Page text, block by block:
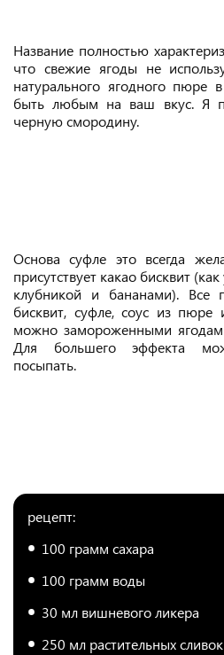
Название полностью
что свежие ягоды не
натурального ягодного
быть любым на ваш вкус. Я
черную смородину.
Основа суфле это всегда
присутствует какао бисквит
клубникой и бананами). Все
бисквит, суфле, соус из пюре
можно замороженными
Для большего эффекта
посыпать.
рецепт:
100 грамм сахара
100 грамм воды
30 мл вишневого ликера
250 мл растительных сливок